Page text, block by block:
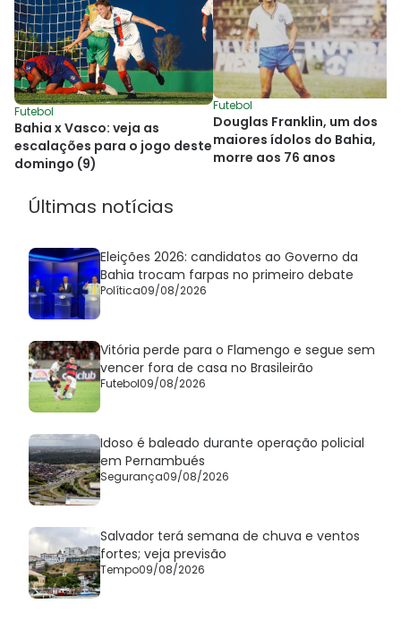
Futebol
Bahia x Vasco: veja as
escalações para o jogo deste
domingo (9)
Futebol
Douglas Franklin, um dos
maiores ídolos do Bahia,
morre aos 76 anos
Últimas notícias
Eleições 2026: candidatos ao Governo da
Bahia trocam farpas no primeiro debate
Política09/08/2026
Vitória perde para o Flamengo e segue sem
vencer fora de casa no Brasileirão
Futebol09/08/2026
Idoso é baleado durante operação policial
em Pernambués
Segurança09/08/2026
Salvador terá semana de chuva e ventos
fortes; veja previsão
Tempo09/08/2026